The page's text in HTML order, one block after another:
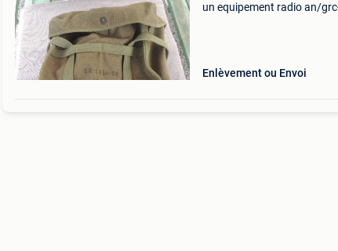
un equipement radio an/
Enlèvement ou Envoi